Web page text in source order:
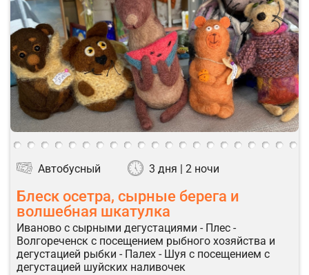
Автобусный 3 дня | 2 ночи
Блеск осетра, сырные берега и
волшебная шкатулка
Иваново с сырными дегустациями - Плес -
Волгореченск с посещением рыбного хозяйства и
дегустацией рыбки - Палех - Шуя с посещением с
дегустацией шуйских наливочек